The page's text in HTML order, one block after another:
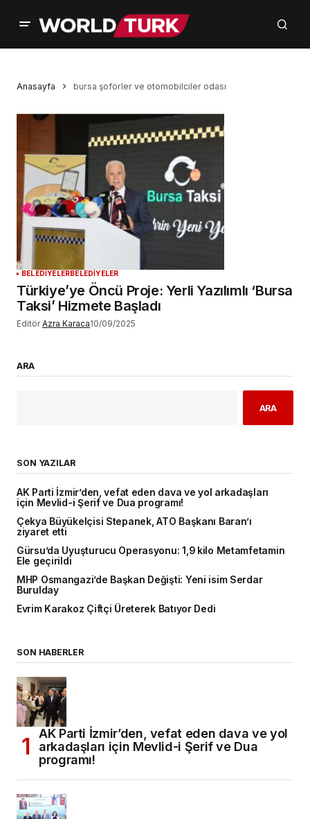
Anasayfa bursa şoförler ve otomobilciler odası
BELEDİYELERBELEDİYELER
Türkiye’ye Öncü Proje: Yerli Yazılımlı ‘Bursa
Taksi’ Hizmete Başladı
Editör Azra Karaca10/09/2025
ARA
ARA
SON YAZILAR
AK Parti İzmir’den, vefat eden dava ve yol arkadaşları
için Mevlid-i Şerif ve Dua programı!
Çekya Büyükelçisi Stepanek, ATO Başkanı Baran’ı
ziyaret etti
Gürsu’da Uyuşturucu Operasyonu: 1,9 kilo Metamfetamin
Ele geçirildi
MHP Osmangazi’de Başkan Değişti: Yeni isim Serdar
Burulday
Evrim Karakoz Çiftçi Üreterek Batıyor Dedi
SON HABERLER
AK Parti İzmir’den, vefat eden dava ve yol
arkadaşları için Mevlid-i Şerif ve Dua
programı!